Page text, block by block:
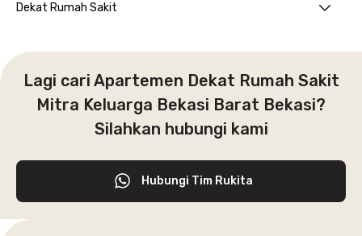
Dekat Rumah Sakit
Lagi cari Apartemen Dekat Rumah Sakit
Mitra Keluarga Bekasi Barat Bekasi?
Silahkan hubungi kami
Hubungi Tim Rukita